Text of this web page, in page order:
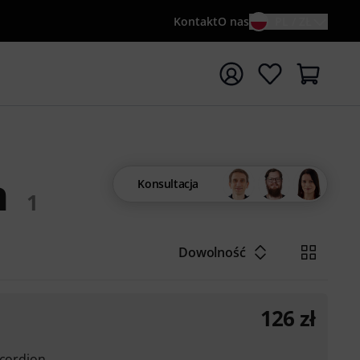
KontaktO nas
wyszukiwanie od słowa kluczowego {searchTerm}
1
Konsultacja
Dowolność
126 zł